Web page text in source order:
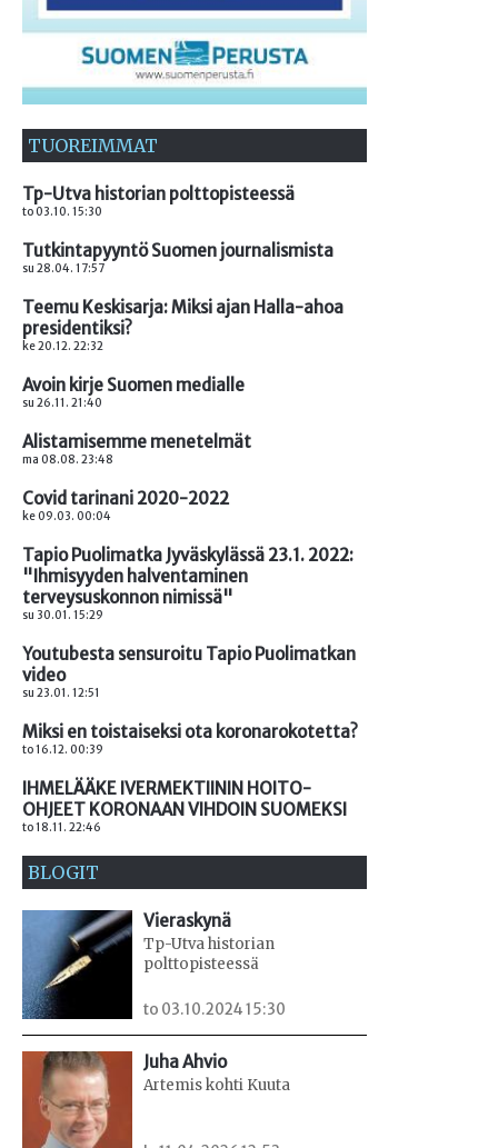
TUOREIMMAT
Tp-Utva historian polttopisteessä
to 03.10. 15:30
Tutkintapyyntö Suomen journalismista
su 28.04. 17:57
Teemu Keskisarja: Miksi ajan Halla-ahoa
presidentiksi?
ke 20.12. 22:32
Avoin kirje Suomen medialle
su 26.11. 21:40
Alistamisemme menetelmät
ma 08.08. 23:48
Covid tarinani 2020-2022
ke 09.03. 00:04
Tapio Puolimatka Jyväskylässä 23.1. 2022:
"Ihmisyyden halventaminen
terveysuskonnon nimissä"
su 30.01. 15:29
Youtubesta sensuroitu Tapio Puolimatkan
video
su 23.01. 12:51
Miksi en toistaiseksi ota koronarokotetta?
to 16.12. 00:39
IHMELÄÄKE IVERMEKTIININ HOITO-
OHJEET KORONAAN VIHDOIN SUOMEKSI
to 18.11. 22:46
BLOGIT
Vieraskynä
Tp-Utva historian
polttopisteessä
to 03.10.2024 15:30
Juha Ahvio
Artemis kohti Kuuta